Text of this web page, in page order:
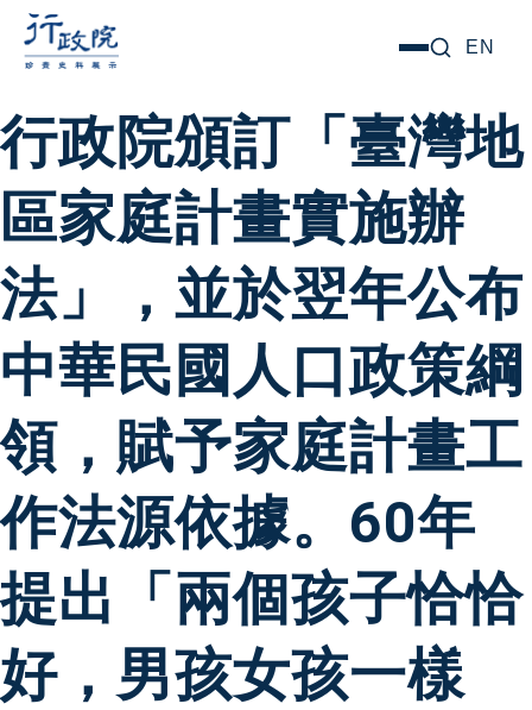
要
內
容
選
EN
行政院頒訂「臺灣地
區家庭計畫實施辦
法」，並於翌年公布
中華民國人口政策綱
領，賦予家庭計畫工
作法源依據。60年
提出「兩個孩子恰恰
好，男孩女孩一樣